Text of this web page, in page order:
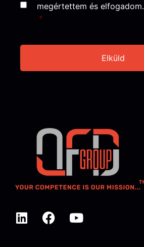
megértettem és elfogadom.
*